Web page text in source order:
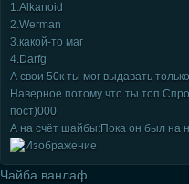
1.Alkanoid
2.Werman
3.какой-то маг
4.Darfg
А свои 50к ты мог выдавать
Наверное потому что ты
пост)000
А на счёт шайбы:Пока он был на
Чайба ванлаф